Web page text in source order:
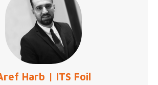
Harb | ITS Foil